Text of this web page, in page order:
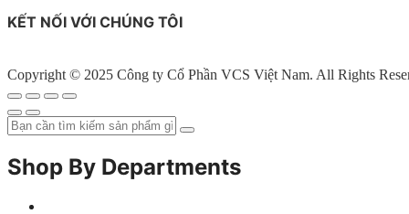
KẾT NỐI VỚI CHÚNG TÔI
Copyright © 2025 Công ty Cổ Phần VCS Việt Nam. All Rights
Shop By Departments